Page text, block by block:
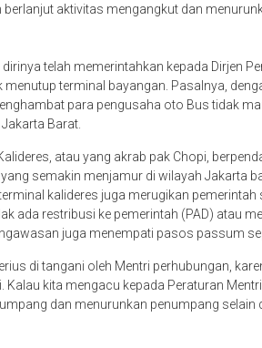
aktivitas mengangkut dan
telah memerintahkan kepada Dirjen
menutup terminal bayangan. Pasalnya,
para pengusaha oto Bus tidak
Barat.
atau yang akrab pak Chopi,
semakin menjamur di wilayah Jakarta
kalideres juga merugikan pemerintah
ada restribusi ke pemerintah (PAD) atau
juga menempati pasos passum
di tangani oleh Mentri perhubungan,
Kalau kita mengacu kepada Peraturan
dan menurunkan penumpang selain